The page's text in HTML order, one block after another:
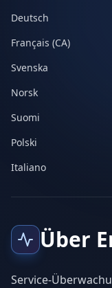
Deutsch
Français (CA)
Svenska
Norsk
Suomi
Polski
Italiano
Über
Service-